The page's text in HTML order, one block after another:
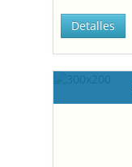
Detalles